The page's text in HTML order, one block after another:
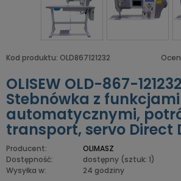
Kod produktu: OLD867121232
OLISEW OLD-867-121232
Stebnówka z funkcjami
automatycznymi,
transport, servo Direct
Producent:
OLIMASZ
Dostępność:
dostępny (sztuk: 1)
Wysyłka w:
24 godziny